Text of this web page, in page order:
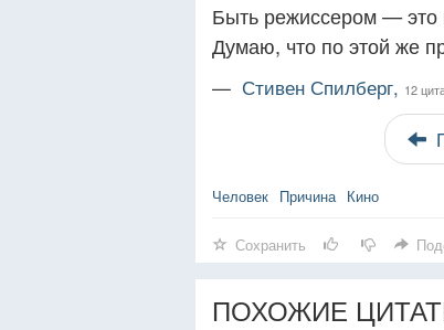
Быть режиссером — это
Думаю, что по этой же
— Стивен Спилберг, 12
Человек Причина Кино
Сохранить
ПОХОЖИЕ